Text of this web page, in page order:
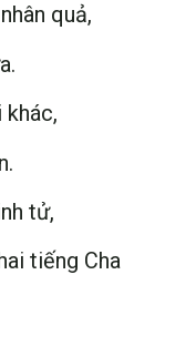
quả,
tử,
tiếng Cha